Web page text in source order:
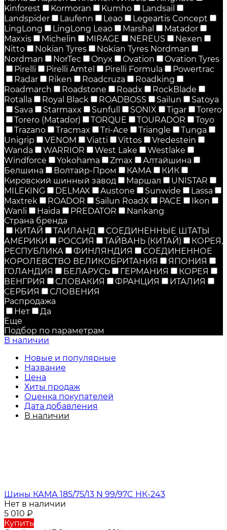
Kinforest
Kormoran Kumho
Landsail
Landspider
Laufenn Leao
Legeartis Concept
LingLong
LingLong Leao Marshal
Matador
Maxxis
Michelin MIRAGE NEREUS
Nexen
Nitto
Nokian Tyres
Nokian Tyres Nordman
Nordman
NorTec Onyx Ovation
Ovation Tyres
Pirelli
Pirelli Amtel Pirelli Formula
Powertrac
Radar
Riken Roadcruza
Roadking
Roadmarch
Roadstone Roadx
RockBlade
Rotalla
Royal Black ROADBOSS Sailun
Satoya
Sava
Starmaxx Sunfull SONIX Tigar
Torero
Torero (Matador)
TORQUE TOURADOR
Toyo
Trazano
Tracmax Tri-Ace Triangle
Tunga
Unigrip
VENOM Viatti Vittos
Vredestein
Wanda
WARRIOR West Lake
Westlake
Windforce
Yokohama Zmax
Алтайшина
Белшина
Волтайр-Пром КАМА
КИК
Кировский шинный завод
Маршал
UNISTAR
MILEKING
DELMAX Austone Sunwide
Lassa
Maxtrek
ROADOR Sailun RoadX PACE
Ikon
Wanli
Haida PREDATOR
Nankang
Страна бренда
КИТАЙ
ТАИЛАНД
СОЕДИНЕННЫЕ ШТАТЫ
АМЕРИКИ
РОССИЯ ТАЙВАНЬ (КИТАЙ)
КОРЕЯ,
РЕСПУБЛИКА
ФИНЛЯНДИЯ
СОЕДИНЕННОЕ
КОРОЛЕВСТВО ВЕЛИКОБРИТАНИЯ
ЯПОНИЯ
ГОЛАНДИЯ
БЕЛАРУСЬ ГЕРМАНИЯ
КОРЕЯ
ВЕНГРИЯ
СЛОВАКИЯ ФРАНЦИЯ
ИТАЛИЯ
СЕРБИЯ
СЛОВЕНИЯ
Распродажа
Нет
Да
Еще
Подбор по параметрам
В наличии
Новые и популярные
Название
Цена
Хиты продаж
Оценка покупателей
Дата добавления
В наличии
Шины КАМА 185/75/13 N 99/97C НК-243
Нет в наличии
5 010 ₽
Купить